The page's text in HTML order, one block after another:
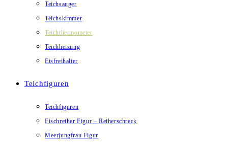
Teichsauger
Teichskimmer
Teichthermometer
Teichheizung
Eisfreihalter
Teichfiguren
Teichfiguren
Fischreiher Figur – Reiherschreck
Meerjungfrau Figur